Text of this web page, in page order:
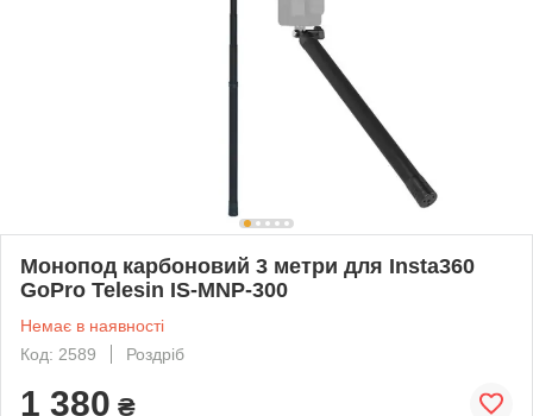
Монопод карбоновий 3 метри для Insta360
GoPro Telesin IS-MNP-300
Немає в наявності
Код: 2589
Роздріб
1 380 ₴